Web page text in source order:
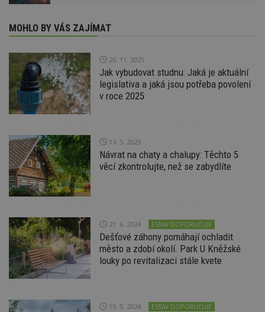
MOHLO BY VÁS ZAJÍMAT
26. 11. 2025
Jak vybudovat studnu: Jaká je aktuální
legislativa a jaká jsou potřeba povolení
v roce 2025
13. 5. 2025
Návrat na chaty a chalupy: Těchto 5
věcí zkontrolujte, než se zabydlíte
21. 6. 2024 ESTAV DOPORUČUJE
Dešťové záhony pomáhají ochladit
město a zdobí okolí. Park U Kněžské
louky po revitalizaci stále kvete
15. 5. 2024 ESTAV DOPORUČUJE